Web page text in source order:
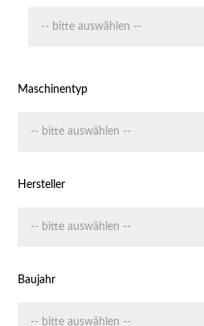
Maschinentyp
Hersteller
Baujahr